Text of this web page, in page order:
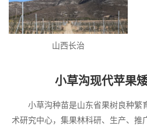
山西长治
小草沟现代苹果
小草沟种苗是山东省果树良种繁
术研究中心，集果林科研、生产、推